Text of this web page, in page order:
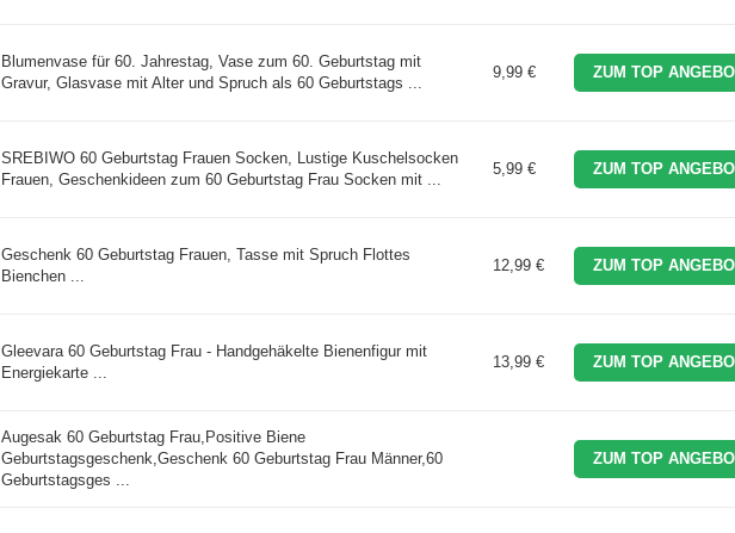
Blumenvase für 60. Jahrestag, Vase zum 60. Geburtstag mit
Gravur, Glasvase mit Alter und Spruch als 60 Geburtstags ...
9,99 € ZUM TOP
SREBIWO 60 Geburtstag Frauen Socken, Lustige Kuschelsocken
Frauen, Geschenkideen zum 60 Geburtstag Frau Socken mit ...
5,99 € ZUM TOP
Geschenk 60 Geburtstag Frauen, Tasse mit Spruch Flottes
Bienchen ...
12,99 € ZUM TOP
Gleevara 60 Geburtstag Frau - Handgehäkelte Bienenfigur mit
Energiekarte ...
13,99 € ZUM TOP
Augesak 60 Geburtstag Frau,Positive Biene
Geburtstagsgeschenk,Geschenk 60 Geburtstag Frau Männer,60
Geburtstagsges ...
ZUM TOP